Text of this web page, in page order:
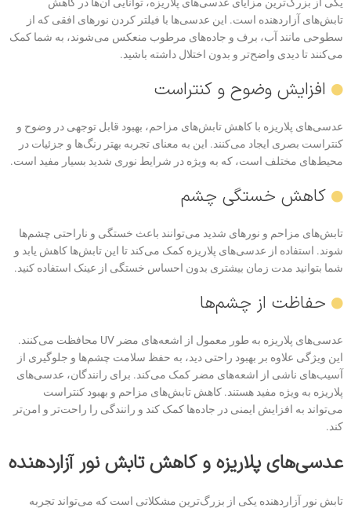
تابش‌های آزاردهنده است. این عدسی‌ها با فیلتر کردن نورهای افقی که از
سطوحی مانند آب، برف و جاده‌های مرطوب منعکس می‌شوند، به شما کمک
می‌کنند تا دیدی واضح‌تر و بدون اختلال داشته باشید.
افزایش وضوح و کنتراست
عدسی‌های پلاریزه با کاهش تابش‌های مزاحم، بهبود قابل توجهی در وضوح و
کنتراست بصری ایجاد می‌کنند. این به معنای تجربه بهتر رنگ‌ها و جزئیات در
محیط‌های مختلف است، که به ویژه در شرایط نوری شدید بسیار مفید است.
کاهش خستگی چشم
تابش‌های مزاحم و نورهای شدید می‌توانند باعث خستگی و ناراحتی چشم‌ها
شوند. استفاده از عدسی‌های پلاریزه کمک می‌کند تا این تابش‌ها کاهش یابد و
شما بتوانید مدت زمان بیشتری بدون احساس خستگی از عینک استفاده کنید.
حفاظت از چشم‌ها
عدسی‌های پلاریزه به طور معمول از اشعه‌های مضر UV محافظت می‌کنند.
این ویژگی علاوه بر بهبود راحتی دید، به حفظ سلامت چشم‌ها و جلوگیری از
آسیب‌های ناشی از اشعه‌های مضر کمک می‌کند. برای رانندگان، عدسی‌های
پلاریزه به ویژه مفید هستند. کاهش تابش‌های مزاحم و بهبود کنتراست
می‌تواند به افزایش ایمنی در جاده‌ها کمک کند و رانندگی را راحت‌تر و امن‌تر
کند.
عدسی‌های پلاریزه و کاهش تابش نور آزاردهنده
تابش نور آزاردهنده یکی از بزرگ‌ترین مشکلاتی است که می‌تواند تجربه